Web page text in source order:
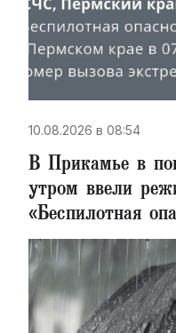
10.08.2026 в 08:54
В Прикамье в
утром ввели
«Беспилотная